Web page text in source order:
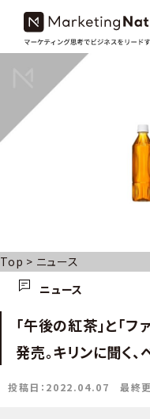
Top > ニュース
ニュース
「午後の紅茶」と「
発売。キリンに聞く
投稿日：2022.04.07 最終